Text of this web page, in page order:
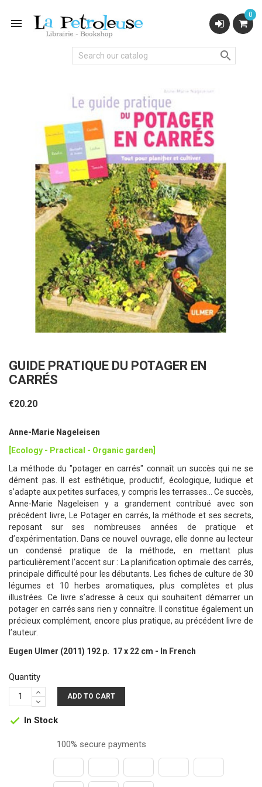

0

GUIDE PRATIQUE DU POTAGER EN
CARRÉS
€20.20
Anne-Marie Nageleisen
[Ecology - Practical - Organic garden]
La méthode du "potager en carrés" connaît un succès qui ne se
dément pas. Il est esthétique, productif, écologique, ludique et
s’adapte aux petites surfaces, y compris les terrasses… Ce succès,
Anne-Marie Nageleisen y a grandement contribué avec son
précédent livre, Le Potager en carrés, la méthode et ses secrets,
reposant sur ses nombreuses années de pratique et
d’expérimentation. Dans ce nouvel ouvrage, elle donne au lecteur
un condensé pratique de la méthode, en mettant plus
particulièrement l’accent sur : La planification optimale des carrés,
principale difficulté pour les débutants. Les fiches de culture de 30
légumes et 10 herbes aromatiques, plus complètes et plus
illustrées. Ce livre s’adresse à ceux qui souhaitent démarrer un
potager en carrés sans rien y connaître. Il constitue également un
précieux complément, encore plus pratique, au précédent livre de
l’auteur.
Eugen Ulmer (2011) 192 p. 17 x 22 cm - In French
Quantity
ADD TO CART
 In Stock
100% secure payments